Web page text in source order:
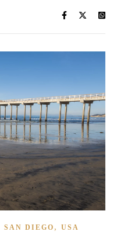
SAN DIEGO , USA